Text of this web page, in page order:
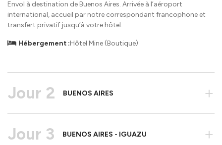
Envol à destination de Buenos Aires. Arrivée à l’aéroport
international, accueil par notre correspondant francophone et
transfert privatif jusqu’à votre hôtel.
Hébergement :Hôtel Mine (Boutique)
Jour 2 BUENOS AIRES +
Jour 3 BUENOS AIRES - IGUAZU +